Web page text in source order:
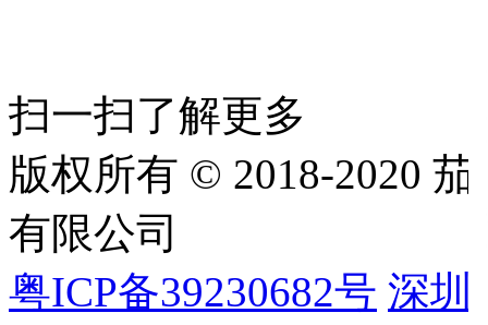
扫一扫了解更多
版权所有 © 2018-2020
有限公司
粤ICP备39230682号 深圳